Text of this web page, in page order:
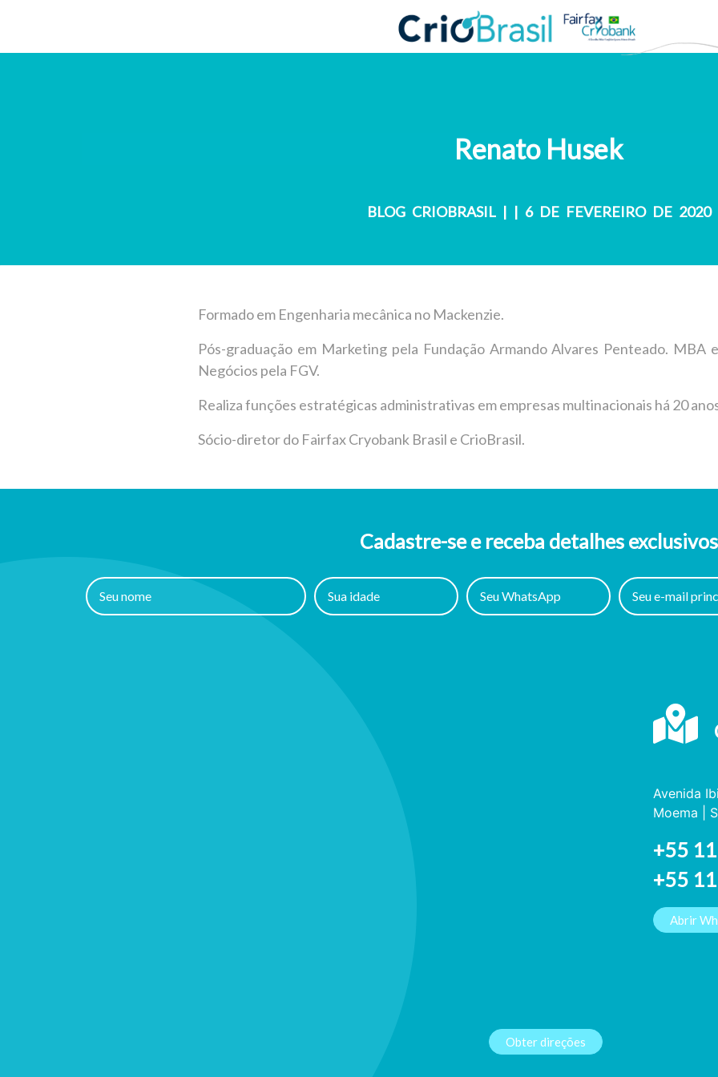
Renato Husek
BLOG CRIOBRASIL| | 6 DE FEVEREIRO DE 2020
Formado em Engenharia mecânica no Mackenzie.
Pós-graduação em Marketing pela Fundação Armando Alvares Penteado. MBA
Negócios pela FGV.
Realiza funções estratégicas administrativas em empresas multinacionais há 20
Sócio-diretor do Fairfax Cryobank Brasil e CrioBrasil.
Cadastre-se e receba detalhes exclusivos
Obter direções
Avenida
Moema |
+55
+55
Abrir